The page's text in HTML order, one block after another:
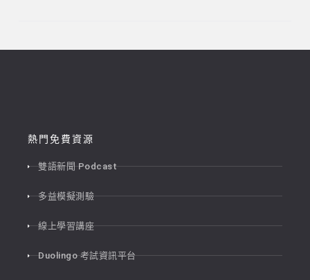
熱門免費資源
雙語新聞 Podcast
多益模擬測驗
線上學習講座
Duolingo 考試資訊平台